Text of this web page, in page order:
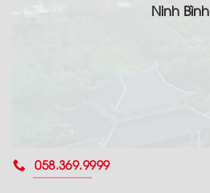
Ninh Bình
058.369.9999